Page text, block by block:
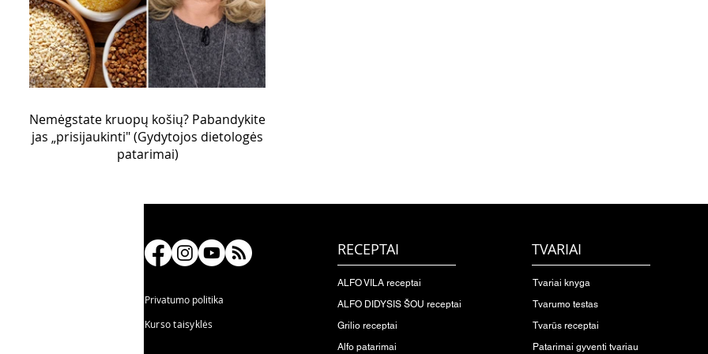
Nemėgstate kruopų košių? Pabandykite
jas „prisijaukinti" (Gydytojos dietologės
patarimai)
Privatumo politika
Kurso taisyklės
RECEPTAI
ALFO VILA receptai
ALFO DIDYSIS ŠOU receptai
Grilio receptai
Alfo patarimai
TVARIAI
Tvariai knyga
Tvarumo testas
Tvarūs receptai
Patarimai gyventi tvariau